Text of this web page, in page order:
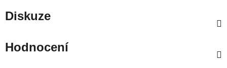
Diskuze
Hodnocení